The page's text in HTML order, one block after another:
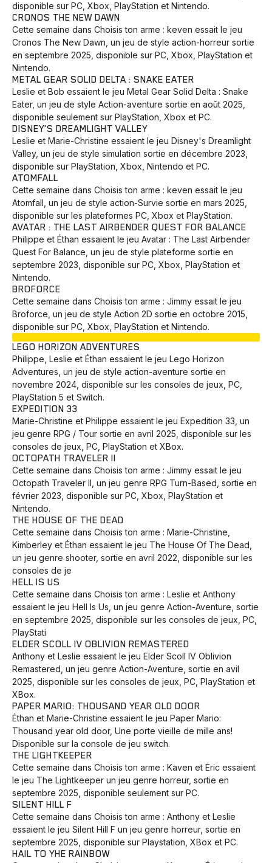
disponible sur PC, Xbox, PlayStation et Nintendo.
CRONOS THE NEW DAWN
Cette semaine dans Choisis ton arme : keven essait le jeu
Cronos The New Dawn, un jeu de style action-horreur sortie
en septembre 2025, disponible sur PC, Xbox, PlayStation et
Nintendo.
METAL GEAR SOLID DELTA : SNAKE EATER
Leslie et Bob essaient le jeu Metal Gear Solid Delta : Snake
Eater, un jeu de style Action-aventure sortie en août 2025,
disponible seulement sur PlayStation, Xbox et PC.
DISNEY'S DREAMLIGHT VALLEY
Leslie et Marie-Christine essaient le jeu Disney's Dreamlight
Valley, un jeu de style simulation sortie en décembre 2023,
disponible sur PlayStation, Xbox, Nintendo et PC.
ATOMFALL
Cette semaine dans Choisis ton arme : keven essait le jeu
Atomfall, un jeu de style action-Survie sortie en mars 2025,
disponible sur les plateformes PC, Xbox et PlayStation.
AVATAR : THE LAST AIRBENDER QUEST FOR BALANCE
Philippe et Éthan essaient le jeu Avatar : The Last Airbender
Quest For Balance, un jeu de style plateforme sortie en
septembre 2023, disponible sur PC, Xbox, PlayStation et
Nintendo.
BROFORCE
Cette semaine dans Choisis ton arme : Jimmy essait le jeu
Broforce, un jeu de style Action 2D sortie en octobre 2015,
disponible sur PC, Xbox, PlayStation et Nintendo.
LEGO HORIZON ADVENTURES
Philippe, Leslie et Éthan essaient le jeu Lego Horizon
Adventures, un jeu de style action-aventure sortie en
novembre 2024, disponible sur les consoles de jeux, PC,
PlayStation 5 et Switch.
EXPEDITION 33
Marie-Christine et Philippe essaient le jeu Expedition 33, un
jeu genre RPG / Tour sortie en avril 2025, disponible sur les
consoles de jeux, PC, PlayStation et XBox.
OCTOPATH TRAVELER II
Cette semaine dans Choisis ton arme : Jimmy essait le jeu
Octopath Traveler II, un jeu genre RPG Turn-Based, sortie en
février 2023, disponible sur PC, Xbox, PlayStation et
Nintendo.
THE HOUSE OF THE DEAD
Cette semaine dans Choisis ton arme : Marie-Christine,
Kimberley et Éthan essaient le jeu The House Of The Dead,
un jeu genre shooter, sortie en avril 2022, disponible sur les
consoles de je
HELL IS US
Cette semaine dans Choisis ton arme : Leslie et Anthony
essaient le jeu Hell Is Us, un jeu genre Action-Aventure, sortie
en septembre 2025, disponible sur les consoles de jeux, PC,
PlayStati
ELDER SCOLL IV OBLIVION REMASTERED
Anthony et Leslie essaient le jeu Elder Scoll IV Oblivion
Remastered, un jeu genre Action-Aventure, sortie en avil
2025, disponible sur les consoles de jeux, PC, PlayStation et
XBox.
PAPER MARIO: THOUSAND YEAR OLD DOOR
Éthan et Marie-Christine essaient le jeu Paper Mario:
Thousand year old door, Une porte vieille de mille ans!
Disponible sur la console de jeu switch.
THE LIGHTKEEPER
Cette semaine dans Choisis ton arme : Kaven et Éric essaient
le jeu The Lightkeeper un jeu genre horreur, sortie en
septembre 2025, disponible seulement sur PC.
SILENT HILL F
Cette semaine dans Choisis ton arme : Anthony et Leslie
essaient le jeu Silent Hill F un jeu genre horreur, sortie en
septembre 2025, disponible sur Playstation, XBox et PC.
HAIL TO YHE RAINBOW